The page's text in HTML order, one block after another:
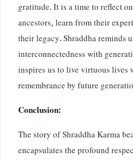
gratitude. It is a time to reflect
ancestors, learn from their
their legacy. Shraddha reminds
interconnectedness with
inspires us to live virtuous lives
remembrance by future
Conclusion:
The story of Shraddha Karma
encapsulates the profound